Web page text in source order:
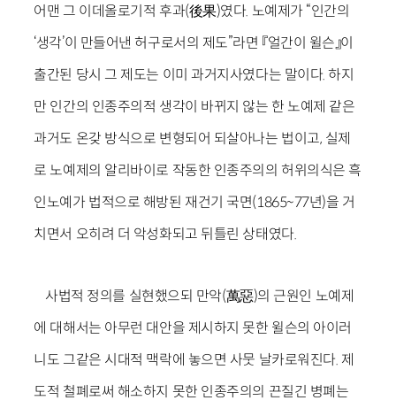
어맨 그 이데올로기적 후과(後果)였다. 노예제가 “인간의
‘생각’이 만들어낸 허구로서의 제도”라면 『얼간이 윌슨』이
출간된 당시 그 제도는 이미 과거지사였다는 말이다. 하지
만 인간의 인종주의적 생각이 바뀌지 않는 한 노예제 같은
과거도 온갖 방식으로 변형되어 되살아나는 법이고, 실제
로 노예제의 알리바이로 작동한 인종주의의 허위의식은 흑
인노예가 법적으로 해방된 재건기 국면(1865~77년)을 거
치면서 오히려 더 악성화되고 뒤틀린 상태였다.
사법적 정의를 실현했으되 만악(萬惡)의 근원인 노예제
에 대해서는 아무런 대안을 제시하지 못한 윌슨의 아이러
니도 그같은 시대적 맥락에 놓으면 사뭇 날카로워진다. 제
도적 철폐로써 해소하지 못한 인종주의의 끈질긴 병폐는